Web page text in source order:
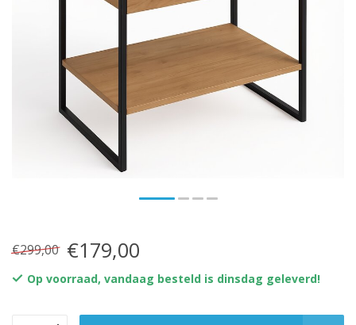
€299,00 €179,00
Op voorraad, vandaag besteld is dinsdag geleverd!